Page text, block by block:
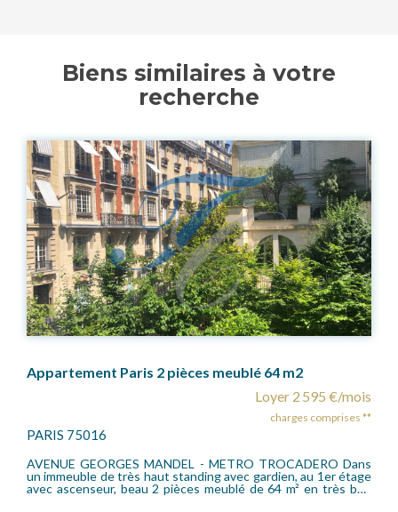
Biens similaires à votre
recherche
Appartement Paris 2 pièces meublé 64 m2
Loyer 2 595 €/mois
charges comprises **
PARIS 75016
AVENUE GEORGES MANDEL - METRO TROCADERO Dans
un immeuble de très haut standing avec gardien, au 1er étage
avec ascenseur, beau 2 pièces meublé de 64 m² en très bon